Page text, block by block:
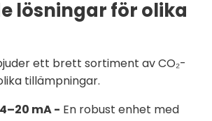
lösningar för olika
ett brett sortiment av CO₂-
tillämpningar.
mA - En robust enhet med